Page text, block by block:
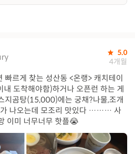
5.0
4개월
빠르게 찾는 성산동 <온랭> 캐치테이
도착해야함)하거나 오픈런 하는 게
지곰탕(15,000)에는 궁채?나물,조개
가 나오는데 모조리 맛있다 ……… 사
이미 너무너무 핫플😭